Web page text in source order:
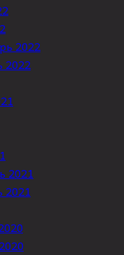
2022
2022
2021
2021